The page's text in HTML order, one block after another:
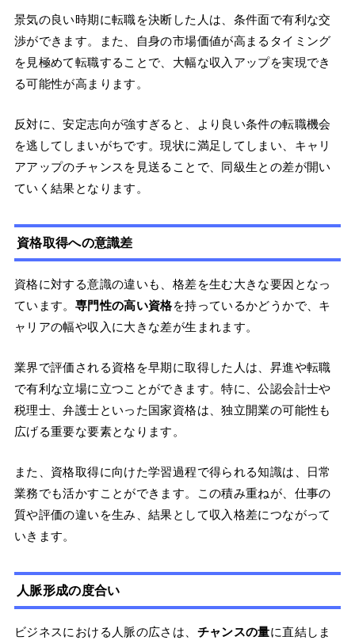
景気の良い時期に転職を決断した人は、条件面で有利な交
渉ができます。また、自身の市場価値が高まるタイミング
を見極めて転職することで、大幅な収入アップを実現でき
る可能性が高まります。
反対に、安定志向が強すぎると、より良い条件の転職機会
を逃してしまいがちです。現状に満足してしまい、キャリ
アアップのチャンスを見送ることで、同級生との差が開い
ていく結果となります。
資格取得への意識差
資格に対する意識の違いも、格差を生む大きな要因となっ
ています。 専門性の高い資格を持っているかどうかで、キ
ャリアの幅や収入に大きな差が生まれます。
業界で評価される資格を早期に取得した人は、昇進や転職
で有利な立場に立つことができます。特に、公認会計士や
税理士、弁護士といった国家資格は、独立開業の可能性も
広げる重要な要素となります。
また、資格取得に向けた学習過程で得られる知識は、日常
業務でも活かすことができます。この積み重ねが、仕事の
質や評価の違いを生み、結果として収入格差につながって
いきます。
人脈形成の度合い
ビジネスにおける人脈の広さは、 チャンスの量に直結しま